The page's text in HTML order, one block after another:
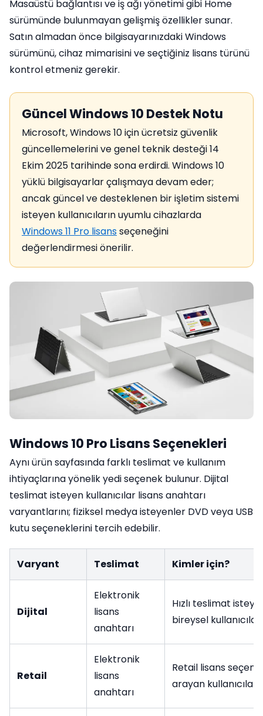
Masaüstü bağlantısı ve iş ağı yönetimi gibi Home
sürümünde bulunmayan gelişmiş özellikler sunar.
Satın almadan önce bilgisayarınızdaki Windows
sürümünü, cihaz mimarisini ve seçtiğiniz lisans türünü
kontrol etmeniz gerekir.
Güncel Windows 10 Destek Notu
Microsoft, Windows 10 için ücretsiz güvenlik
güncellemelerini ve genel teknik desteği 14
Ekim 2025 tarihinde sona erdirdi. Windows 10
yüklü bilgisayarlar çalışmaya devam eder;
ancak güncel ve desteklenen bir işletim sistemi
isteyen kullanıcıların uyumlu cihazlarda
Windows 11 Pro lisansseçeneğini
değerlendirmesi önerilir.
Windows 10 Pro Lisans Seçenekleri
Aynı ürün sayfasında farklı teslimat ve kullanım
ihtiyaçlarına yönelik yedi seçenek bulunur. Dijital
teslimat isteyen kullanıcılar lisans anahtarı
varyantlarını; fiziksel medya isteyenler DVD veya USB
kutu seçeneklerini tercih edebilir.
Varyant Teslimat Kimler için?
Dijital
Elektronik
lisans
anahtarı
Hızlı teslimat
bireysel kullanıcılar
Retail
Elektronik
lisans
anahtarı
Retail lisans
arayan kullanıcılar